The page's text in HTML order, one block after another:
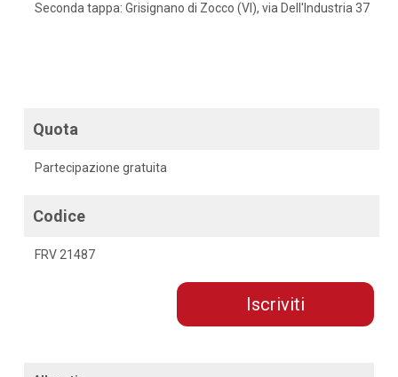
Seconda tappa: Grisignano di Zocco (VI), via Dell'Industria 37
Quota
Partecipazione gratuita
Codice
FRV 21487
Iscriviti